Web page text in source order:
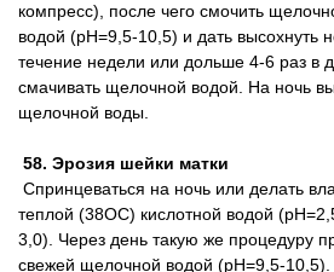
компресс), после чего смочить
водой (pH=9,5-10,5) и дать высохнуть
течение недели или дольше 4-6 раз в
смачивать щелочной водой. На ночь
щелочной воды.
58. Эрозия шейки матки
Спринцеваться на ночь или делать
теплой (38ОС) кислотной водой
3,0). Через день такую же процедуру
свежей щелочной водой (pH=9,5-10,5).